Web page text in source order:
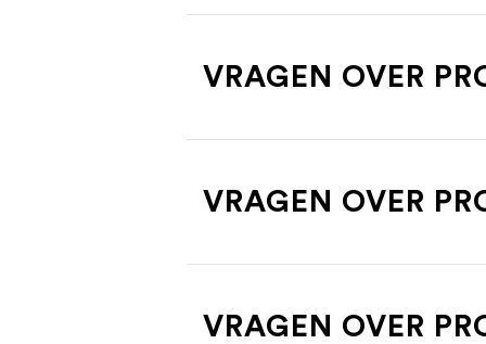
VRAGEN OVER
VRAGEN OVER
VRAGEN OVER